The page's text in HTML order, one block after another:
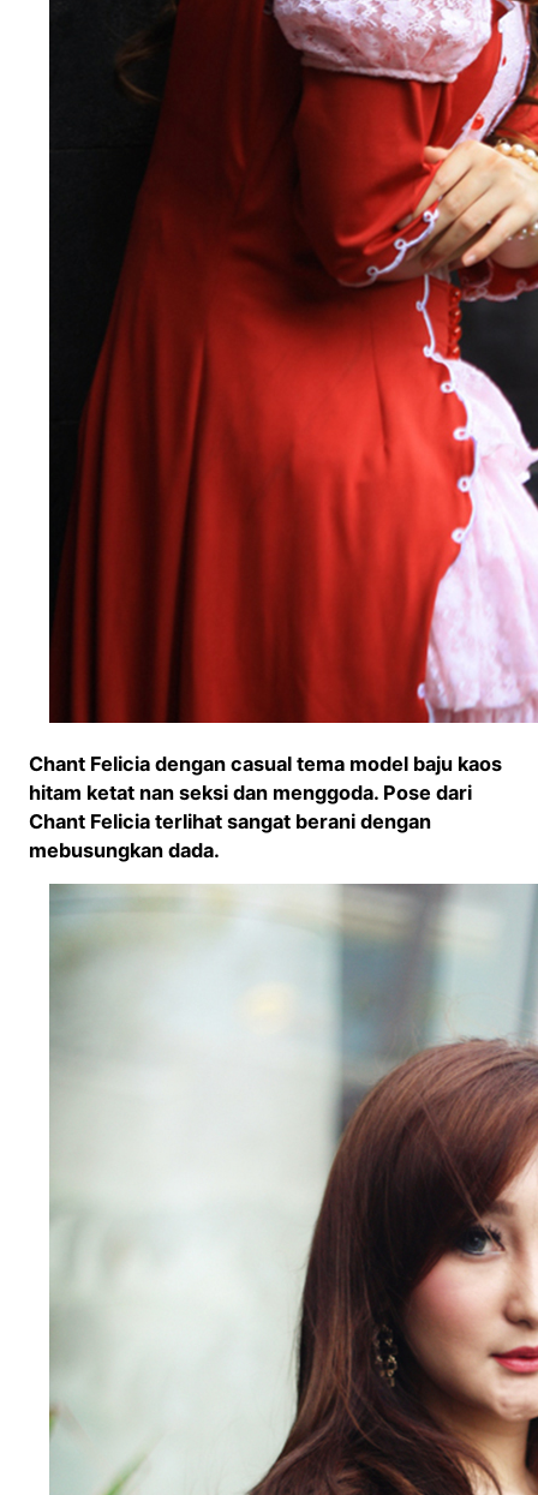
Chant Felicia dengan casual tema model baju kaos
hitam ketat nan seksi dan menggoda. Pose dari
Chant Felicia terlihat sangat berani dengan
mebusungkan dada.